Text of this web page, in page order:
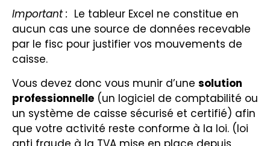
Important : Le tableur Excel ne constitue en
aucun cas une source de données recevable
par le fisc pour justifier vos mouvements de
caisse.
Vous devez donc vous munir d’une solution
professionnelle (un logiciel de comptabilité ou
un système de caisse sécurisé et certifié) afin
que votre activité reste conforme à la loi. (loi